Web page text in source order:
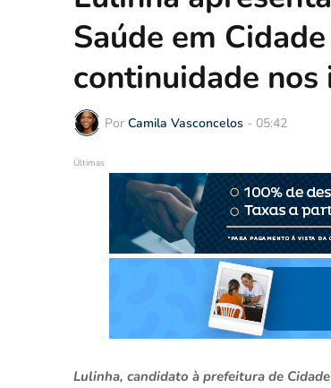
Saúde em
continuidade
Por Camila Vasconcelos - 05:42
Últimas
Lulinha, candidato à prefeitura de